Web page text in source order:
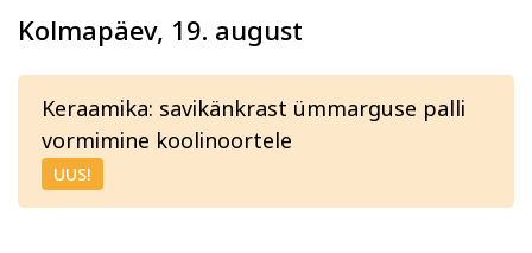
Kolmapäev, 19. august
Keraamika: savikänkrast ümmarguse palli
vormimine koolinoortele
UUS!